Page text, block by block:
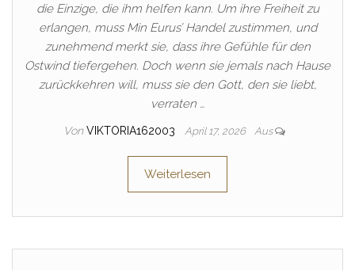
die Einzige, die ihm helfen kann. Um ihre Freiheit zu
erlangen, muss Min Eurus’ Handel zustimmen, und
zunehmend merkt sie, dass ihre Gefühle für den
Ostwind tiefergehen. Doch wenn sie jemals nach Hause
zurückkehren will, muss sie den Gott, den sie liebt,
verraten …
Von VIKTORIA162003 April 17, 2026 Aus
Weiterlesen